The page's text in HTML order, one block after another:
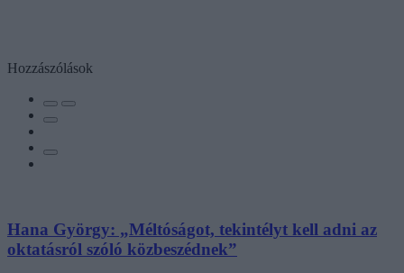
Hozzászólások
Hana György: „Méltóságot, tekintélyt kell adni az
oktatásról szóló közbeszédnek”